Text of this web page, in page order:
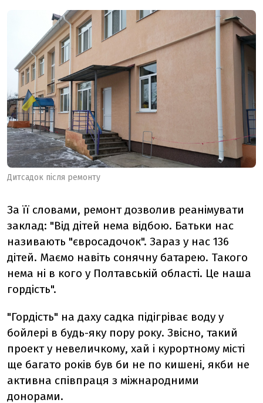
Дитсадок після ремонту
За її словами, ремонт дозволив реанімувати
заклад: "Від дітей нема відбою. Батьки нас
називають "євросадочок". Зараз у нас 136
дітей. Маємо навіть сонячну батарею. Такого
нема ні в кого у Полтавській області. Це наша
гордість".
"Гордість" на даху садка підігріває воду у
бойлері в будь-яку пору року. Звісно, такий
проект у невеличкому, хай і курортному місті
ще багато років був би не по кишені, якби не
активна співпраця з міжнародними
донорами.